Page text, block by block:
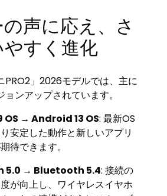
声に応え、さ
すく進化
PRO2」2026モデルでは、主に
ンアップされています。
→ Android 13 OS: 最新OS
安定した動作と新しいアプリ
待できます。
5.0 → Bluetooth 5.4: 接続の
が向上し、ワイヤレスイヤホ